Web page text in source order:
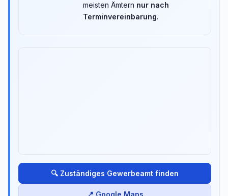
meisten Ämtern nur nach
Terminvereinbarung.
🔍 Zuständiges Gewerbeamt finden
📍 Google Maps